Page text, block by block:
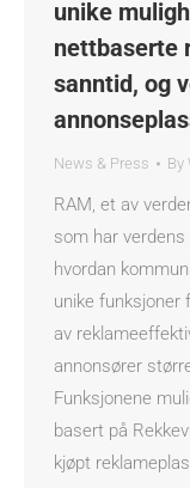
unike
nettbaserte
sanntid, og
News & Press By
RAM, et av
som har
hvordan
unike funksjoner
av
annonsører
Funksjonene
basert på
kjøpt